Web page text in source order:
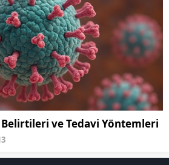
ve Tedavi Yöntemleri